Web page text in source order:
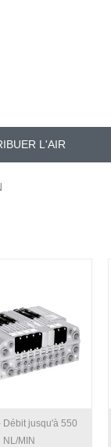
L'AIR
Débit jusqu'à 550
NL/MIN